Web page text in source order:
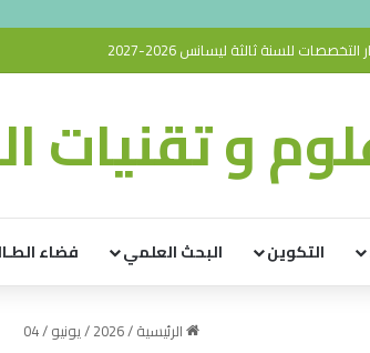
التخصصات للسنة ثالثة ليسانس 2026-2027
و تقنيات
التكوين البحث العلمي فضاء
الرئيسية/
2026
/يونيو/
04